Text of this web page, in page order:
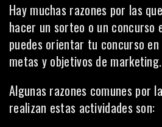
Hay muchas razones por las
hacer un sorteo o un concurso
puedes orientar tu concurso
metas y objetivos de marketing.
Algunas razones comunes por
realizan estas actividades son: